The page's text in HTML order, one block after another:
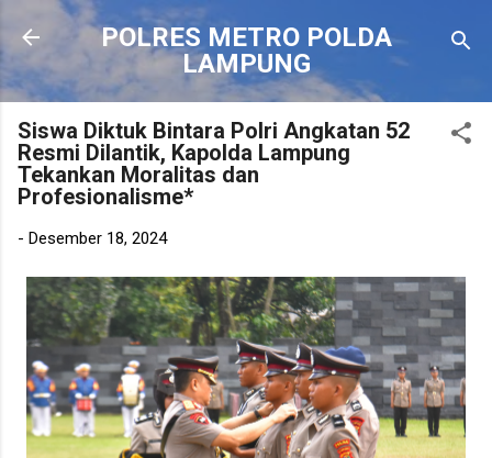
Langsung ke konten utama
POLRES METRO POLDA
LAMPUNG
Siswa Diktuk Bintara Polri Angkatan 52
Resmi Dilantik, Kapolda Lampung
Tekankan Moralitas dan
Profesionalisme*
- Desember 18, 2024